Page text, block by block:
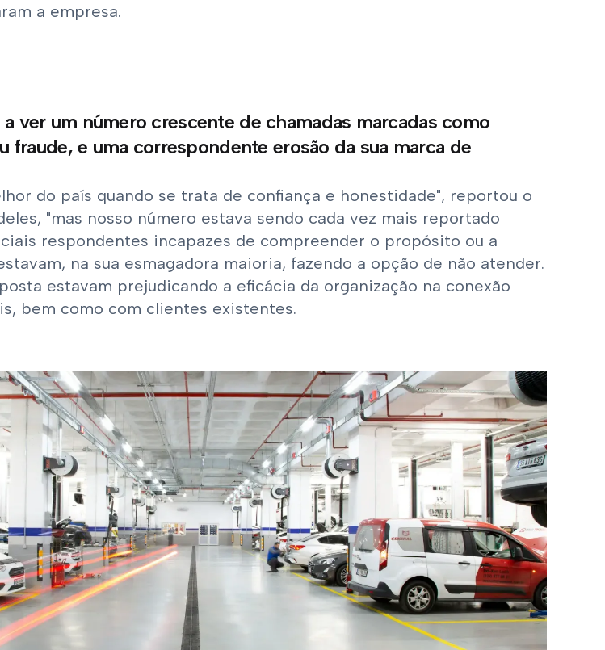
a empresa.
ver um número crescente de chamadas marcadas como
fraude, e uma correspondente erosão da sua marca de
do país quando se trata de confiança e honestidade", reportou o
"mas nosso número estava sendo cada vez mais reportado
respondentes incapazes de compreender o propósito ou a
na sua esmagadora maioria, fazendo a opção de não atender.
estavam prejudicando a eficácia da organização na conexão
bem como com clientes existentes.